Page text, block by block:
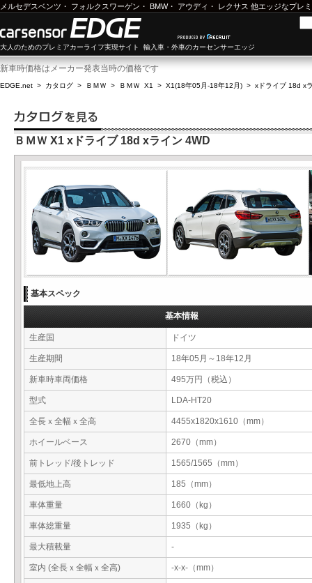
メルセデスベンツ ・ フォルクスワーゲン ・ BMW・ アウディ ・ レクサス 他エッジなプレ
大人のためのプレミアカーライフ実現サイト 輸入車・外車のカーセンサーエッジ
新車時価格はメーカー発表当時の価格です
EDGE.net > カタログ > ＢＭＷ > ＢＭＷ X1 > X1(18年05月-18年12月) > xドライブ 18d x
ＢＭＷ X1 xドライブ 18d xライン 4WD
基本スペック
基本情報
生産国 ドイツ
生産期間 18年05月～18年12月
新車時車両価格 495万円（税込）
型式 LDA-HT20
全長ｘ全幅ｘ全高 4455x1820x1610（mm）
ホイールベース 2670（mm）
前トレッド/後トレッド 1565/1565（mm）
最低地上高 185（mm）
車体重量 1660（kg）
車体総重量 1935（kg）
最大積載量 -
室内 (全長ｘ全幅ｘ全高) -x-x-（mm）